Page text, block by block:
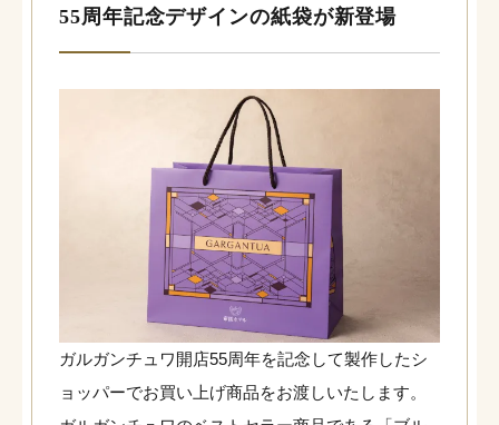
55周年記念デザインの紙袋が新登場
ガルガンチュワ開店55周年を記念して製作したシ
ョッパーでお買い上げ商品をお渡しいたします。